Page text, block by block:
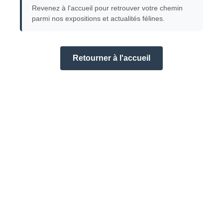
Revenez à l'accueil pour retrouver votre chemin
parmi nos expositions et actualités félines.
Retourner à l'accueil